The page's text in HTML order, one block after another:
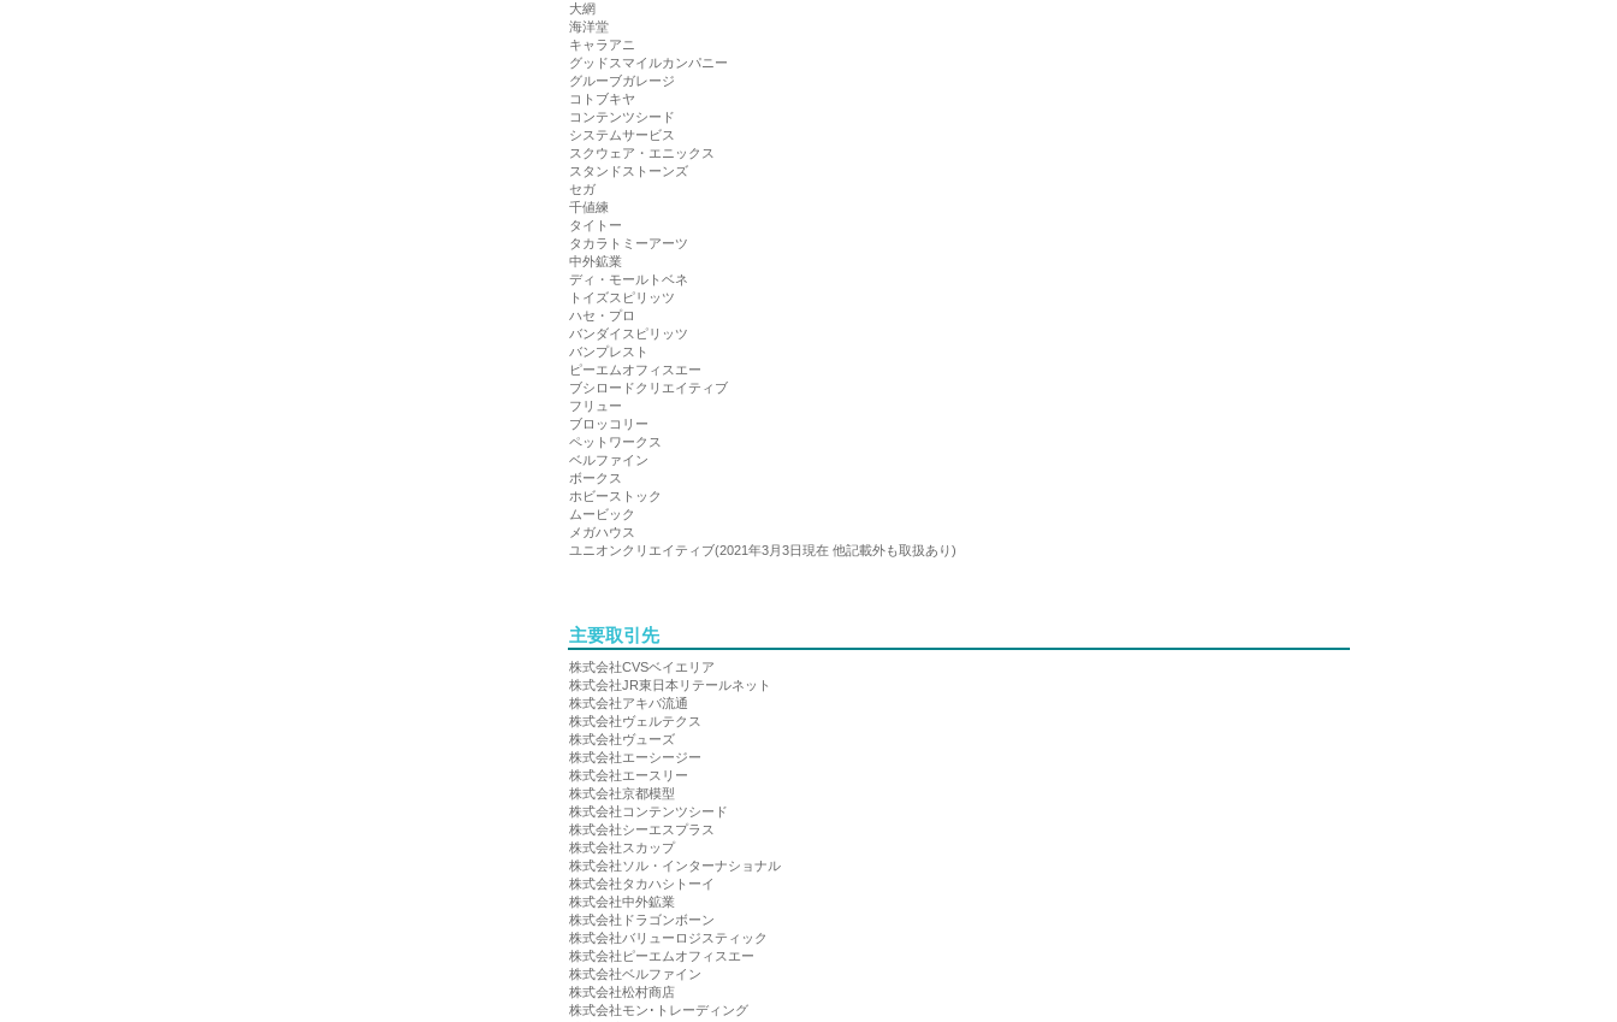
大網
海洋堂
キャラアニ
グッドスマイルカンパニー
グルーブガレージ
コトブキヤ
コンテンツシード
システムサービス
スクウェア・エニックス
スタンドストーンズ
セガ
千値練
タイトー
タカラトミーアーツ
中外鉱業
ディ・モールトベネ
トイズスピリッツ
ハセ・プロ
バンダイスピリッツ
バンプレスト
ピーエムオフィスエー
ブシロードクリエイティブ
フリュー
ブロッコリー
ペットワークス
ベルファイン
ボークス
ホビーストック
ムービック
メガハウス
ユニオンクリエイティブ(2021年3月3日現在 他記載外も取扱あり)
主要取引先
株式会社CVSベイエリア
株式会社JR東日本リテールネット
株式会社アキバ流通
株式会社ヴェルテクス
株式会社ヴューズ
株式会社エーシージー
株式会社エースリー
株式会社京都模型
株式会社コンテンツシード
株式会社シーエスプラス
株式会社スカップ
株式会社ソル・インターナショナル
株式会社タカハシトーイ
株式会社中外鉱業
株式会社ドラゴンボーン
株式会社バリューロジスティック
株式会社ピーエムオフィスエー
株式会社ベルファイン
株式会社松村商店
株式会社モン･トレーディング